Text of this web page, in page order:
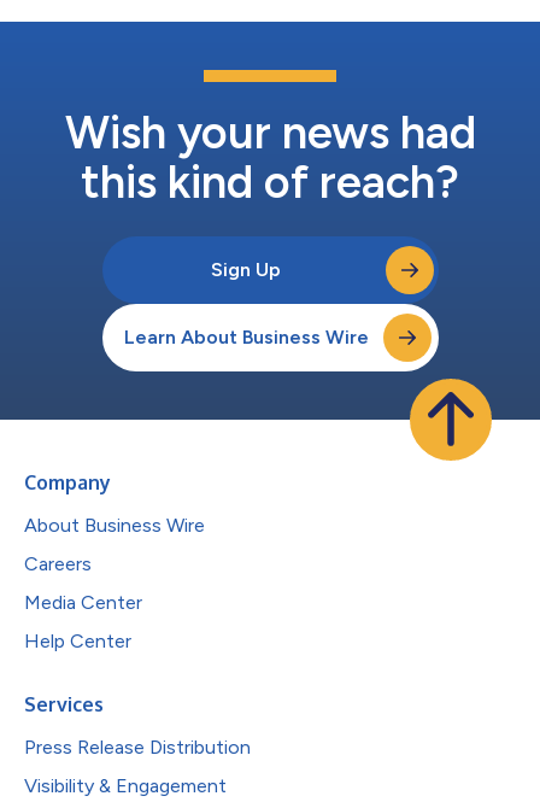
「Wallet-as-a-Service」を通じたオンチェーン・ウォレット・イ
れます。 ビザの最高製品・戦略責任者であるジャック・フォレ
ステルは、次のように述べています。「ステーブルコインは、プ
融機関をはじめとする多くの事業者に...
Wish your news had
this kind of reach?
Sign Up
Learn About Business Wire
Company
About Business Wire
Careers
Media Center
Help Center
Services
Press Release Distribution
Visibility & Engagement